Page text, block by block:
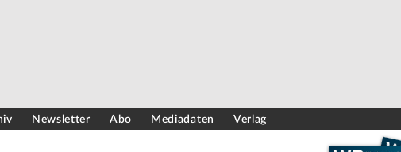
Newsletter Abo Mediadaten Verlag